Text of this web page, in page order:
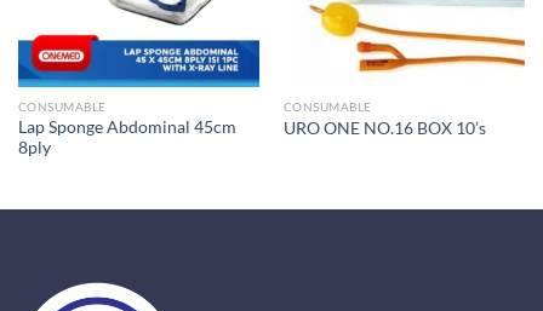
CONSUMABLE
Lap Sponge Abdominal 45cm
8ply
CONSUMABLE
URO ONE NO.16 BOX 10’s